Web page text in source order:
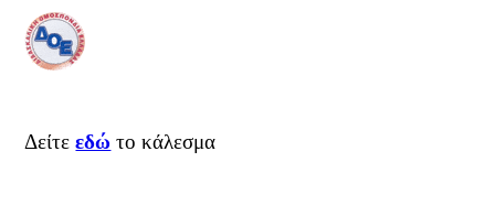
Δείτεεδώ το κάλεσμα